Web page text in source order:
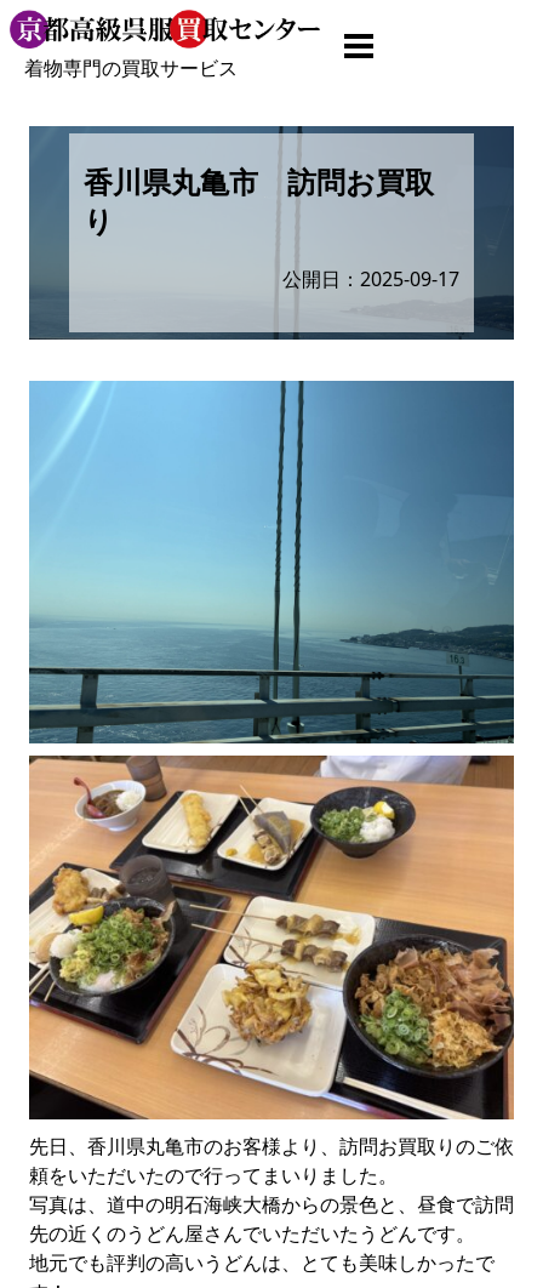
着物専門の買取サービス
香川県丸亀市 訪問お買取
り
公開日：2025-09-17
先日、香川県丸亀市のお客様より、訪問お買取りのご依
頼をいただいたので行ってまいりました。
写真は、道中の明石海峡大橋からの景色と、昼食で訪問
先の近くのうどん屋さんでいただいたうどんです。
地元でも評判の高いうどんは、とても美味しかったで